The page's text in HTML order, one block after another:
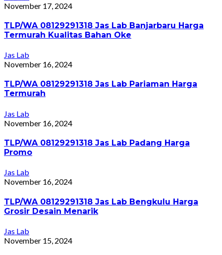
November 17, 2024
TLP/WA 08129291318 Jas Lab Banjarbaru Harga
Termurah Kualitas Bahan Oke
Jas Lab
November 16, 2024
TLP/WA 08129291318 Jas Lab Pariaman Harga
Termurah
Jas Lab
November 16, 2024
TLP/WA 08129291318 Jas Lab Padang Harga
Promo
Jas Lab
November 16, 2024
TLP/WA 08129291318 Jas Lab Bengkulu Harga
Grosir Desain Menarik
Jas Lab
November 15, 2024